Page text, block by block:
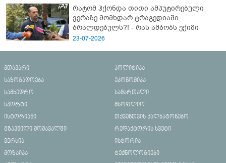
რატომ ჰქონდა თითი ამპუტირებული
ვერაზე მომხდარ ტრაგედიაში
ბრალდებულს?! - რას ამბობს ექიმი
23-07-2026
მთავარი
პოლიტიკა
საზოგადოება
ეკონომიკა
სამხედრო
სამართალი
სპორტი
მსოფლიო
ისტორიანი
თქვენთვის ქალბატონებო
გზავნილი მომავალში
რედაქტორის სვეტი
ვერსია
ისტორია
მოზაიკა
ტექნოლოგიები